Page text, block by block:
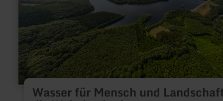
Wasser für Mensch und